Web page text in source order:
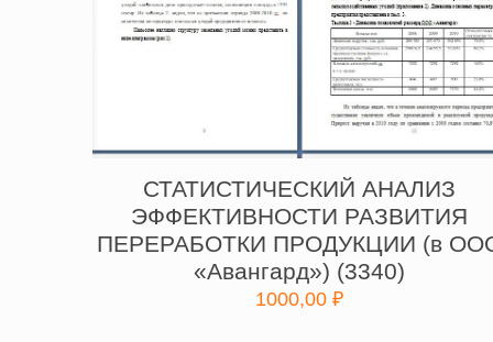
СТАТИСТИЧЕСКИЙ АНАЛИЗ
ЭФФЕКТИВНОСТИ РАЗВИТИЯ
ПЕРЕРАБОТКИ ПРОДУКЦИИ (в
«Авангард») (3340)
1000,00 ₽